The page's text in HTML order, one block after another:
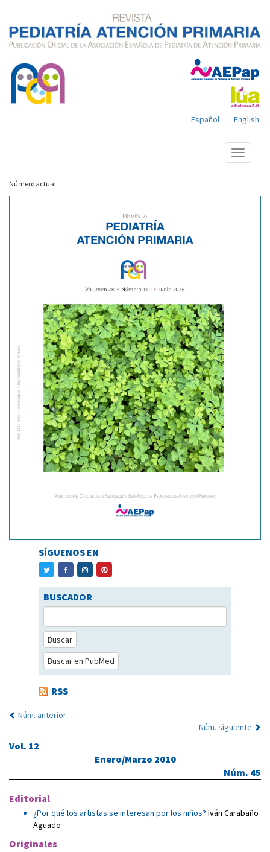
English
Español
Mostrar
menú
Número actual
SÍGUENOS EN
BUSCADOR
Buscar
Buscar en PubMed
RSS
Núm. anterior
Núm. siguiente
Vol. 12
Enero/Marzo 2010
Núm. 45
Editorial
¿Por qué los artistas se interesan por los niños? Iván Carabaño
Aguado
Originales